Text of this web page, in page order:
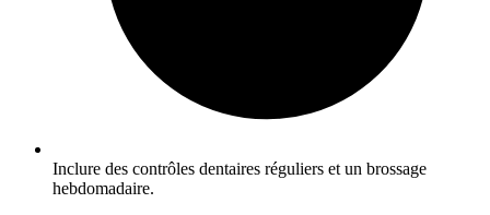
Inclure des contrôles dentaires réguliers et un brossage
hebdomadaire.